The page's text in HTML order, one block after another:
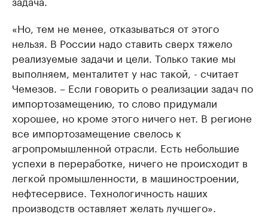
«Но, тем не менее, отказываться от этого
нельзя. В России надо ставить сверх тяжело
реализуемые задачи и цели. Только такие мы
выполняем, менталитет у нас такой, - считает
Чемезов. – Если говорить о реализации задач по
импортозамещению, то слово придумали
хорошее, но кроме этого ничего нет. В регионе
все импортозамещение свелось к
агропромышленной отрасли. Есть небольшие
успехи в переработке, ничего не происходит в
легкой промышленности, в машиностроении,
нефтесервисе. Технологичность наших
производств оставляет желать лучшего».